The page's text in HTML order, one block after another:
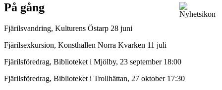
På gång
Fjärilsvandring, Kulturens Östarp 28 juni
Fjärilsexkursion, Konsthallen Norra Kvarken 11 juli
Fjärilsföredrag, Biblioteket i Mjölby, 23 september 18:00
Fjärilsföredrag, Biblioteket i Trollhättan, 27 oktober 17:30